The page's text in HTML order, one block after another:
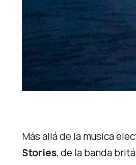
Más allá de la música
Stories, de la banda